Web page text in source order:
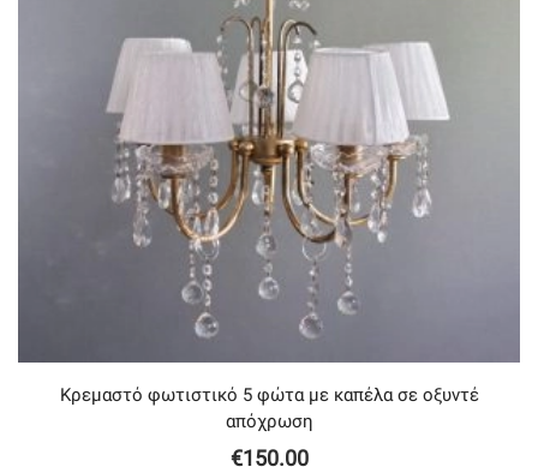
Κρεμαστό φωτιστικό 5 φώτα με καπέλα σε οξυντέ
απόχρωση
€150.00